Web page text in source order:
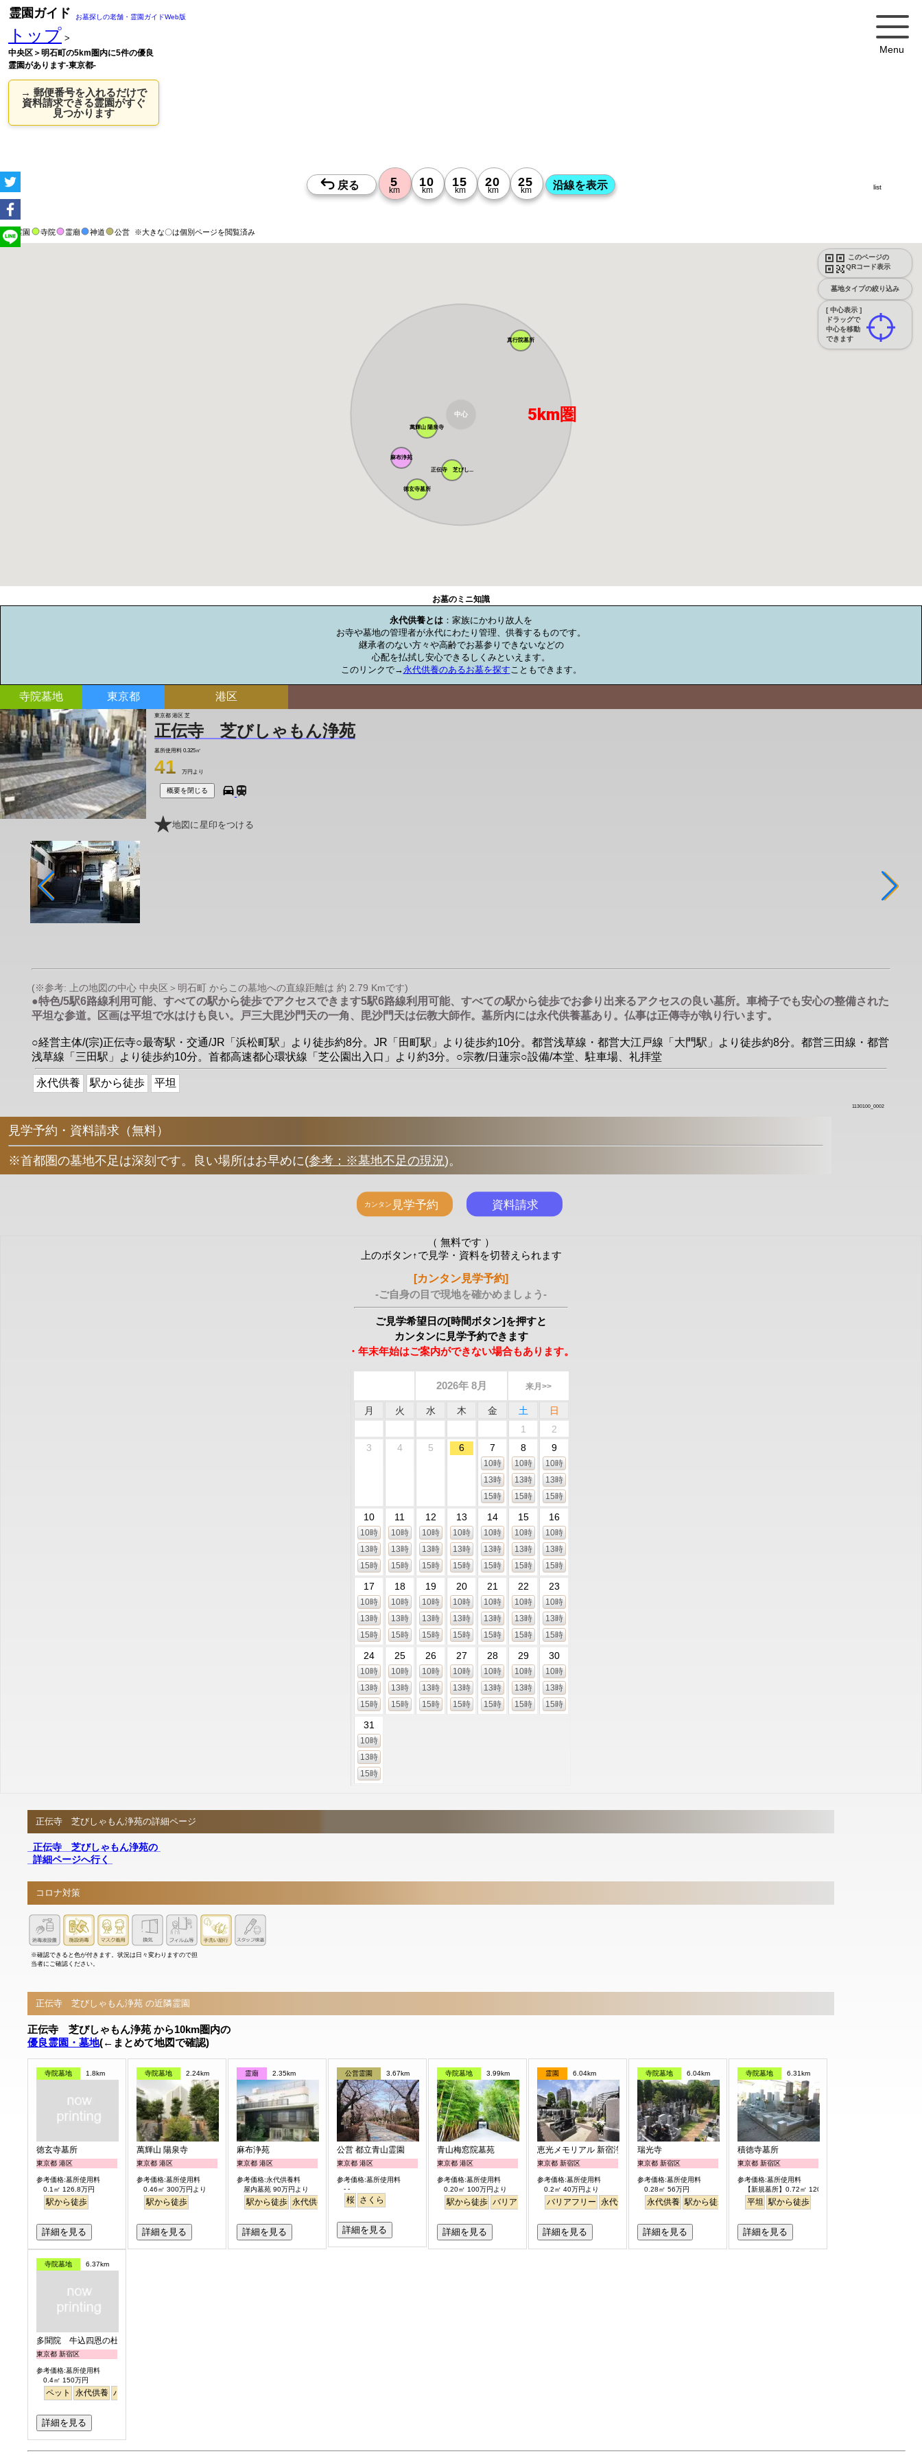
Menu
霊園ガイド お墓探しの老舗・霊園ガイドWeb版
トップ >
中央区＞明石町の5km圏内に5件の優良
霊園があります-東京都-
→ 郵便番号を入れるだけで
資料請求できる霊園がすぐ
見つかります
霊園 寺院 霊廟 神道 公営 ※大きな〇は個別ページを閲覧済み
このページの
QRコード表示
墓地タイプの絞り込み
[ 中心表示 ]
ドラッグで
中心を移動
できます
list
徳玄寺墓所
真行院墓所
正伝寺 芝びし...
麻布浄苑
萬輝山 陽泉寺
中心 5km圏
お墓のミニ知識
永代供養とは ：家族にかわり故人を
お寺や墓地の管理者が永代にわたり管理、供養するものです。
継承者のない方々や高齢でお墓参りできないなどの
心配を払拭し安心できるしくみといえます。
このリンクで→永代供養のあるお墓を探す こともできます。
寺院墓地 東京都 港区
東京都 港区 芝
正伝寺 芝びしゃもん浄苑
墓所使用料 0.325㎡
41 万円より
概要を閉じる
地図に星印をつける
(※参考: 上の地図の中心 中央区＞明石町 からこの墓地への直線距離は 約 2.79 Kmです)
●特色/5駅6路線利用可能、すべての駅から徒歩でアクセスできます5駅6路線利用可能、すべての駅から徒歩でお参り出来るアクセスの良い墓所。車椅子でも安心の整備された
平坦な参道。区画は平坦で水はけも良い。戸三大毘沙門天の一角、毘沙門天は伝教大師作。墓所内には永代供養墓あり。仏事は正傳寺が執り行います。
○経営主体/(宗)正伝寺○最寄駅・交通/JR「浜松町駅」より徒歩約8分。JR「田町駅」より徒歩約10分。都営浅草線・都営大江戸線「大門駅」より徒歩約8分。都営三田線・都営
浅草線「三田駅」より徒歩約10分。首都高速都心環状線「芝公園出入口」より約3分。○宗教/日蓮宗○設備/本堂、駐車場、礼拝堂
永代供養 駅から徒歩 平坦
1130100_0002
見学予約・資料請求（無料）
※首都圏の墓地不足は深刻です。良い場所はお早めに(参考：※墓地不足の現況)。
（ 無料です ）
上のボタン↑で見学・資料を切替えられます
[カンタン見学予約]
-ご自身の目で現地を確かめましょう-
ご見学希望日の[時間ボタン]を押すと
カンタンに見学予約できます
・年末年始はご案内ができない場合もあります。
2026年 8月 来月>>
月 火 水 木 金 土
日
1
2
3
4 5 6 7
10時
13時
15時
8
10時
13時
15時
9
10時
13時
15時
10
10時
13時
15時
11
10時
13時
15時
12
10時
13時
15時
13
10時
13時
15時
14
10時
13時
15時
15
10時
13時
15時
16
10時
13時
15時
17
10時
13時
15時
18
10時
13時
15時
19
10時
13時
15時
20
10時
13時
15時
21
10時
13時
15時
22
10時
13時
15時
23
10時
13時
15時
24
10時
13時
15時
25
10時
13時
15時
26
10時
13時
15時
27
10時
13時
15時
28
10時
13時
15時
29
10時
13時
15時
30
10時
13時
15時
31
10時
13時
15時
正伝寺 芝びしゃもん浄苑の詳細ページ
正伝寺 芝びしゃもん浄苑の
詳細ページへ行く
コロナ対策
※確認できると色が付きます。状況は日々変わりますので担
当者にご確認ください。
正伝寺 芝びしゃもん浄苑 の近隣霊園
正伝寺 芝びしゃもん浄苑 から10km圏内の
優良霊園・墓地(←まとめて地図で確認)
寺院墓地 1.8km
徳玄寺墓所
東京都 港区
参考価格:墓所使用料
0.1㎡ 126.8万円
駅から徒歩
詳細を見る
寺院墓地 2.24km
萬輝山 陽泉寺
東京都 港区
参考価格:墓所使用料
0.46㎡ 300万円より
駅から徒歩
詳細を見る
霊廟 2.35km
麻布浄苑
東京都 港区
参考価格:永代供養料
屋内墓苑 90万円より
駅から徒歩 永代供養
詳細を見る
公営霊園 3.67km
公営 都立青山霊園
東京都 港区
参考価格:墓所使用料
- -
桜 さくら
詳細を見る
寺院墓地 3.99km
青山梅窓院墓苑
東京都 港区
参考価格:墓所使用料
0.20㎡ 100万円より
駅から徒歩 バリアフリー 永代供養 樹木葬 明るい
詳細を見る
霊園 6.04km
恵光メモリアル 新宿浄苑
東京都 新宿区
参考価格:墓所使用料
0.2㎡ 40万円より
バリアフリー 永代供養 駅から徒歩
詳細を見る
寺院墓地 6.04km
瑞光寺
東京都 新宿区
参考価格:墓所使用料
0.28㎡ 56万円
永代供養 駅から徒歩
詳細を見る
寺院墓地 6.31km
積徳寺墓所
東京都 新宿区
参考価格:墓所使用料
【新規墓所】0.72㎡ 120万円
平坦 駅から徒歩
詳細を見る
寺院墓地 6.37km
多聞院 牛込四恩の杜
東京都 新宿区
参考価格:墓所使用料
0.4㎡ 150万円
ペット 永代供養 バリアフリー
詳細を見る